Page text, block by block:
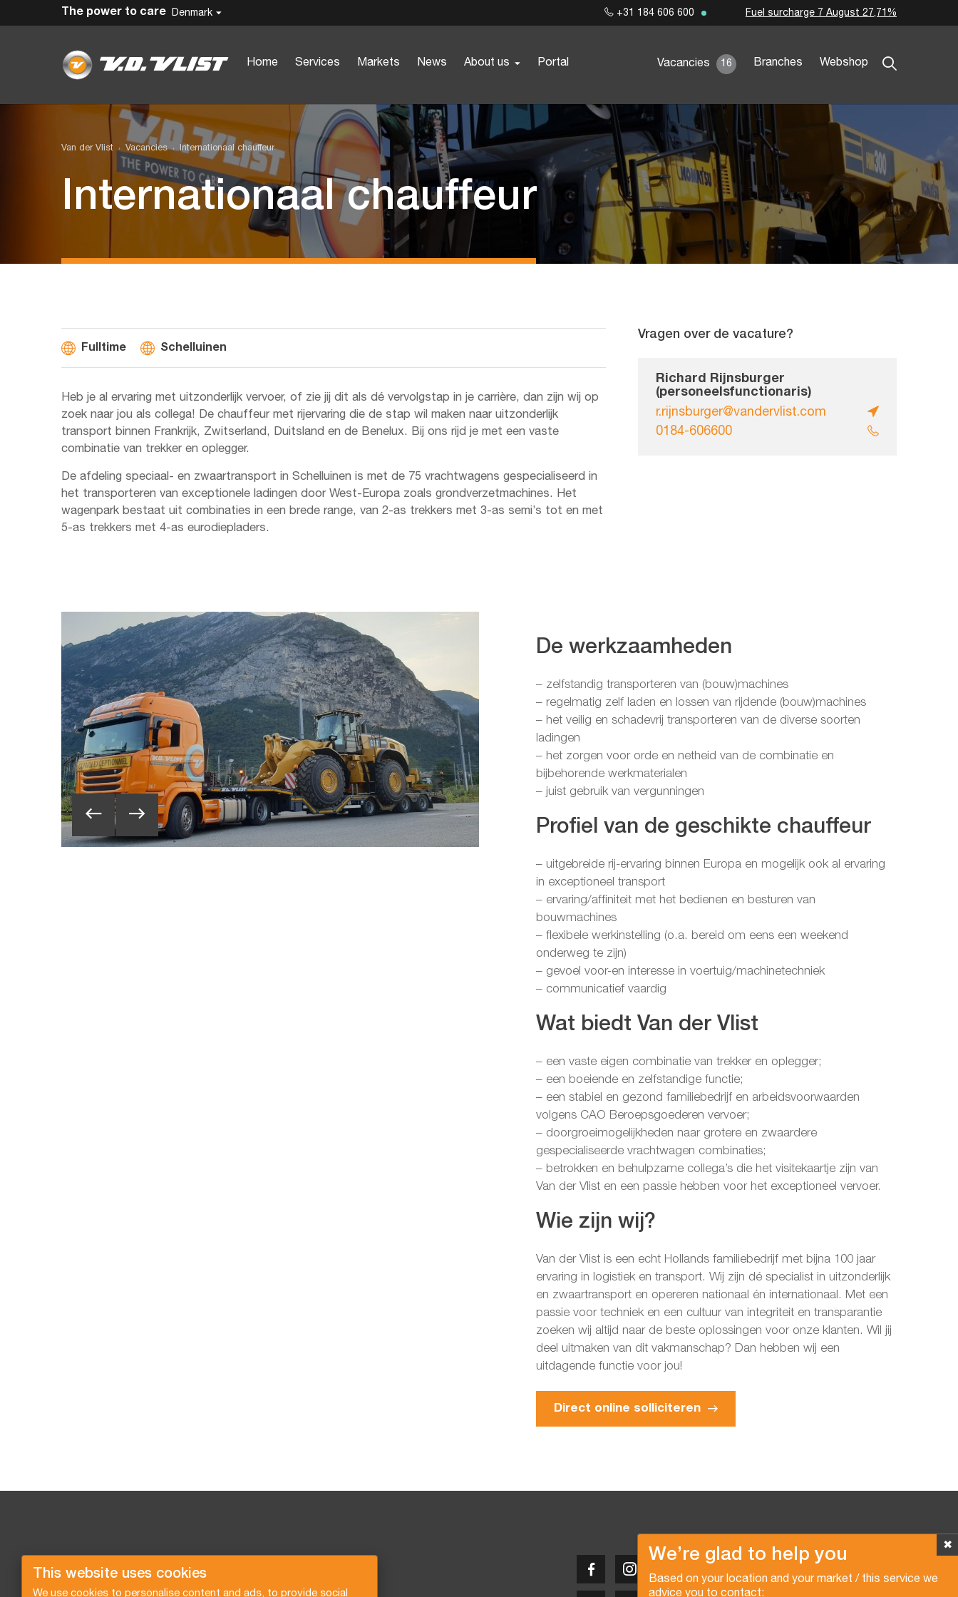
This website uses cookies
We use cookies to personalise content and ads, to provide social
Denmark
Home Services Markets News About us Portal Vacancies 16 Branches Webshop
The power to care +31 184 606 600 Fuel surcharge 7 August 27,71%
Van der Vlist Vacancies Internationaal chauffeur
Internationaal chauffeur
Fulltime Schelluinen
Heb je al ervaring met uitzonderlijk vervoer, of zie jij dit als dé vervolgstap in je carrière, dan zijn wij op
zoek naar jou als collega! De chauffeur met rijervaring die de stap wil maken naar uitzonderlijk
transport binnen Frankrijk, Zwitserland, Duitsland en de Benelux. Bij ons rijd je met een vaste
combinatie van trekker en oplegger.
De afdeling speciaal- en zwaartransport in Schelluinen is met de 75 vrachtwagens gespecialiseerd in
het transporteren van exceptionele ladingen door West-Europa zoals grondverzetmachines. Het
wagenpark bestaat uit combinaties in een brede range, van 2-as trekkers met 3-as semi’s tot en met
5-as trekkers met 4-as eurodiepladers.
Vragen over de vacature?
Richard Rijnsburger
(personeelsfunctionaris)
r.rijnsburger@vandervlist.com
0184-606600
De werkzaamheden
– zelfstandig transporteren van (bouw)machines
– regelmatig zelf laden en lossen van rijdende (bouw)machines
– het veilig en schadevrij transporteren van de diverse soorten
ladingen
– het zorgen voor orde en netheid van de combinatie en
bijbehorende werkmaterialen
– juist gebruik van vergunningen
Profiel van de geschikte chauffeur
– uitgebreide rij-ervaring binnen Europa en mogelijk ook al ervaring
in exceptioneel transport
– ervaring/affiniteit met het bedienen en besturen van
bouwmachines
– flexibele werkinstelling (o.a. bereid om eens een weekend
onderweg te zijn)
– gevoel voor-en interesse in voertuig/machinetechniek
– communicatief vaardig
Wat biedt Van der Vlist
– een vaste eigen combinatie van trekker en oplegger;
– een boeiende en zelfstandige functie;
– een stabiel en gezond familiebedrijf en arbeidsvoorwaarden
volgens CAO Beroepsgoederen vervoer;
– doorgroeimogelijkheden naar grotere en zwaardere
gespecialiseerde vrachtwagen combinaties;
– betrokken en behulpzame collega’s die het visitekaartje zijn van
Van der Vlist en een passie hebben voor het exceptioneel vervoer.
Wie zijn wij?
Van der Vlist is een echt Hollands familiebedrijf met bijna 100 jaar
ervaring in logistiek en transport. Wij zijn dé specialist in uitzonderlijk
en zwaartransport en opereren nationaal én internationaal. Met een
passie voor techniek en een cultuur van integriteit en transparantie
zoeken wij altijd naar de beste oplossingen voor onze klanten. Wil jij
deel uitmaken van dit vakmanschap? Dan hebben wij een
uitdagende functie voor jou!
Direct online solliciteren
✖
We’re glad to help you
Based on your location and your market / this service we
advice you to contact:
Copyright © 2026 Van der Vlist